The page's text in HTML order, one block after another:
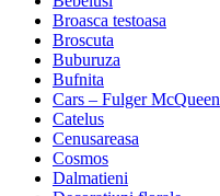
Broasca testoasa
Broscuta
Buburuza
Bufnita
Cars – Fulger McQueen
Catelus
Cenusareasa
Cosmos
Dalmatieni